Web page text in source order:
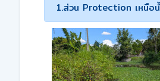
1.ส่วน Protection เหนือ